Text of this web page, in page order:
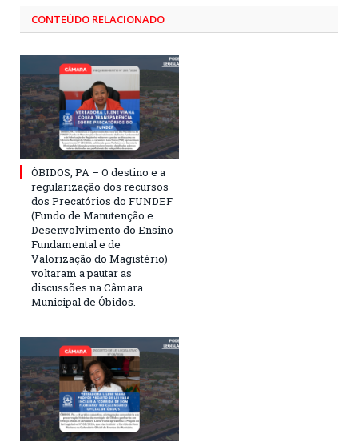
CONTEÚDO RELACIONADO
ÓBIDOS, PA – O destino e a
regularização dos recursos
dos Precatórios do FUNDEF
(Fundo de Manutenção e
Desenvolvimento do Ensino
Fundamental e de
Valorização do Magistério)
voltaram a pautar as
discussões na Câmara
Municipal de Óbidos.